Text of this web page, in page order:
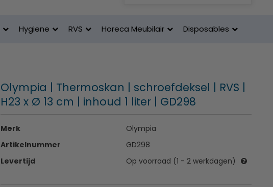
Hygiene RVS Horeca Meubilair Disposables
Olympia | Thermoskan | schroefdeksel | RVS |
H23 x Ø 13 cm | inhoud 1 liter | GD298
Merk
Olympia
Artikelnummer
GD298
Levertijd
Op voorraad (1 - 2 werkdagen)